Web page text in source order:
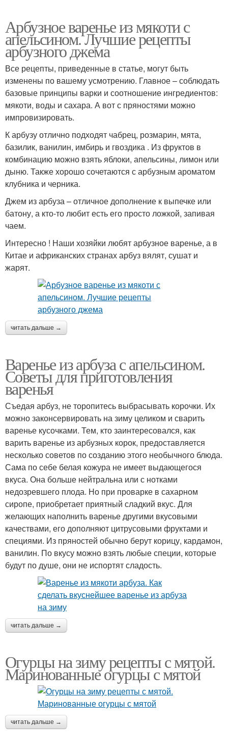
Арбузное варенье из мякоти с
апельсином. Лучшие рецепты
арбузного джема
Все рецепты, приведенные в статье, могут быть
изменены по вашему усмотрению. Главное – соблюдать
базовые принципы варки и соотношение ингредиентов:
мякоти, воды и сахара. А вот с пряностями можно
импровизировать.
К арбузу отлично подходят чабрец, розмарин, мята,
базилик, ванилин, имбирь и гвоздика . Из фруктов в
комбинацию можно взять яблоки, апельсины, лимон или
дыню. Также хорошо сочетаются с арбузным ароматом
клубника и черника.
Джем из арбуза – отличное дополнение к выпечке или
батону, а кто-то любит есть его просто ложкой, запивая
чаем.
Интересно ! Наши хозяйки любят арбузное варенье, а в
Китае и африканских странах арбуз вялят, сушат и
жарят.
читать дальше →
Варенье из арбуза с апельсином.
Советы для приготовления
варенья
Съедая арбуз, не торопитесь выбрасывать корочки. Их
можно законсервировать на зиму целиком и сварить
варенье кусочками. Тем, кто заинтересовался, как
варить варенье из арбузных корок, предоставляется
несколько советов по созданию этого необычного блюда.
Сама по себе белая кожура не имеет выдающегося
вкуса. Она больше нейтральна или с нотками
недозревшего плода. Но при проварке в сахарном
сиропе, приобретает приятный сладкий вкус. Для
желающих наполнить варенье другими вкусовыми
качествами, его дополняют цитрусовыми фруктами и
специями. Из пряностей обычно берут корицу, кардамон,
ванилин. По вкусу можно взять любые специи, которые
будут по душе, они не испортят сладость.
читать дальше →
Огурцы на зиму рецепты с мятой.
Маринованные огурцы с мятой
читать дальше →